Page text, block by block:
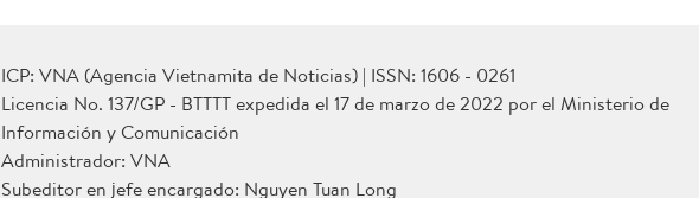
ICP: VNA (Agencia Vietnamita de Noticias) | ISSN: 1606 - 0261
Licencia No. 137/GP - BTTTT expedida el 17 de marzo de 2022 por el Ministerio de
Información y Comunicación
Administrador: VNA
Subeditor en jefe encargado: Nguyen Tuan Long